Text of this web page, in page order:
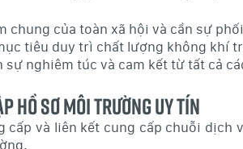
của toàn xã hội và cần sự
tiêu duy trì chất lượng không khí
nghiêm túc và cam kết từ tất cả
Hồ sơ môi trường uy tín
cấp và liên kết cung cấp chuỗi